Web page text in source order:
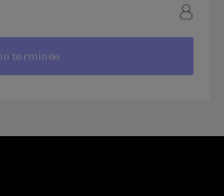
PARTIR400
terminée